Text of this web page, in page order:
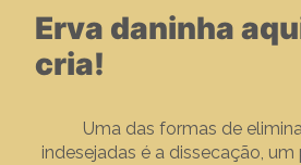
Erva daninha
cria!
Uma das formas de
indesejadas é a dissecação,